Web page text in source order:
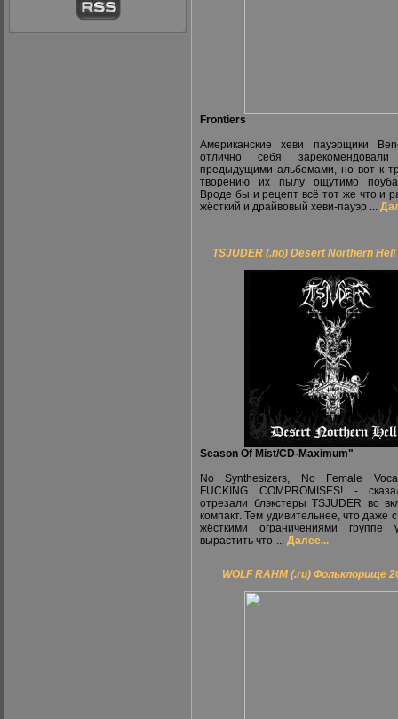
Frontiers
Американские хеви пауэрщики
отлично себя
предыдущими альбомами, но вот к
творению их пылу ощутимо
Вроде бы и рецепт всё тот же что и
жёсткий и драйвовый хеви-пауэр ...
TSJUDER (.no) Desert Northern Hell
Season Of Mist/CD-Maximum"
No Synthesizers, No Female
FUCKING COMPROMISES! -
отрезали блэкстеры TSJUDER во
компакт. Тем удивительнее, что даже
жёсткими ограничениями группе
вырастить что-... Далее...
WOLF RAHM (.ru) Фольклорище